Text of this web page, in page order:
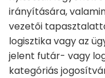
irányítására,
vezetői
logisztika vagy az
jelent futár- vagy
kategóriás